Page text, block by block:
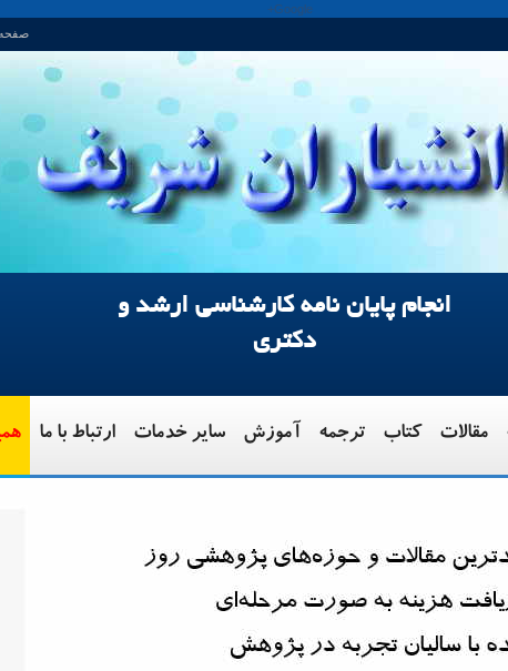
Google+
انجام پایان نامه کارشناسی ارشد و
دکتری
مقالات کتاب ترجمه آموزش سایر خدمات ارتباط با ما